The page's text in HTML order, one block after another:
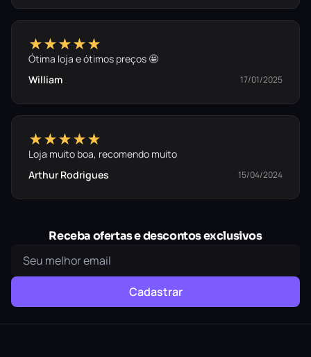
★★★★★
Ótima loja e ótimos preços 🤩
William
17/01/2025
★★★★★
Loja muito boa, recomendo muito
Arthur Rodrigues
15/04/2024
Receba ofertas e descontos exclusivos
Cadastrar